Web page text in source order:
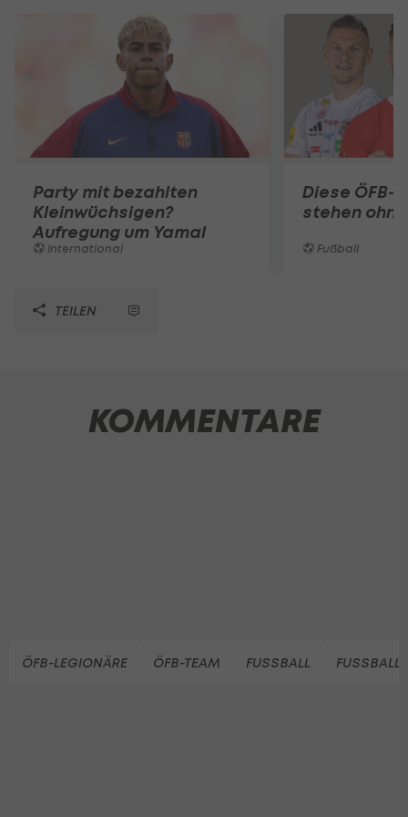
Party mit bezahlten
Kleinwüchsigen?
Aufregung um Yamal
International
Diese ÖFB-
stehen
Fußball
TEILEN
KOMMENTARE
ÖFB-LEGIONÄRE ÖFB-TEAM FUSSBALL FUSSBALL